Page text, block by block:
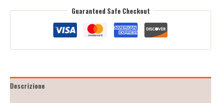
Guaranteed Safe Checkout
Descrizione